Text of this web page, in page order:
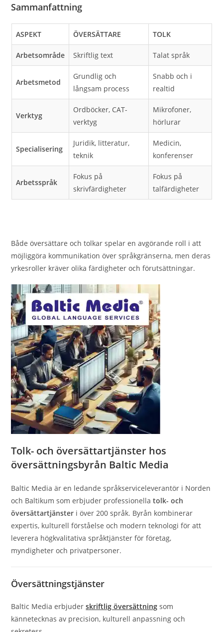
Sammanfattning
ASPEKT ÖVERSÄTTARE TOLK
Arbetsområde Skriftlig text Talat språk
Arbetsmetod
Grundlig och
långsam process
Snabb och i
realtid
Verktyg
Ordböcker, CAT-
verktyg
Mikrofoner,
hörlurar
Specialisering
Juridik, litteratur,
teknik
Medicin,
konferenser
Arbetsspråk
Fokus på
skrivfärdigheter
Fokus på
talfärdigheter
Både översättare och tolkar spelar en avgörande roll i att
möjliggöra kommunikation över språkgränserna, men deras
yrkesroller kräver olika färdigheter och förutsättningar.
Tolk- och översättartjänster hos
översättningsbyrån Baltic Media
Baltic Media är en ledande språkserviceleverantör i Norden
och Baltikum som erbjuder professionellatolk- och
översättartjänster i över 200 språk. Byrån kombinerar
expertis, kulturell förståelse och modern teknologi för att
leverera högkvalitativa språktjänster för företag,
myndigheter och privatpersoner.
Översättningstjänster
Baltic Media erbjuderskriftlig översättning som
kännetecknas av precision, kulturell anpassning och